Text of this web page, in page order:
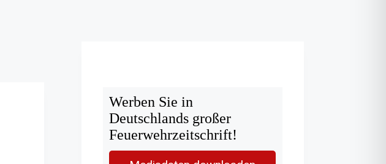
Werben Sie in
Deutschlands großer
Feuerwehrzeitschrift!